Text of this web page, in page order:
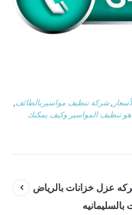
,شركة تنظيف مواسيربالطائف,
هو تنظيف المواسير وكيف يمكنك
عزل خزانات بالرياض